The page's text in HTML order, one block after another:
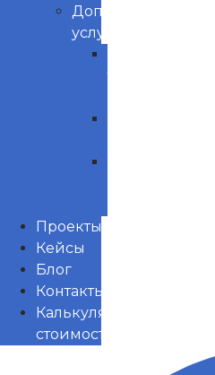
Доп.
услуги
Проекты
Кейсы
Блог
Контакты
Калькулятор
стоимости